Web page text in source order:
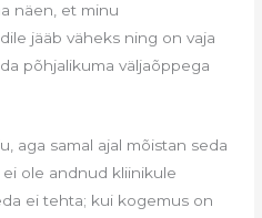
näen, et minu
jääb väheks ning on vaja
põhjalikuma väljaõppega
aga samal ajal mõistan seda
ole andnud kliinikule
ei tehta; kui kogemus on